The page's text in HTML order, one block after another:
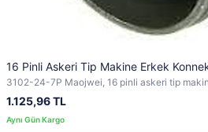
16 Pinli Askeri Tip Makine Erkek
3102-24-7P Maojwei, 16 pinli askeri tip
1.125,96 TL